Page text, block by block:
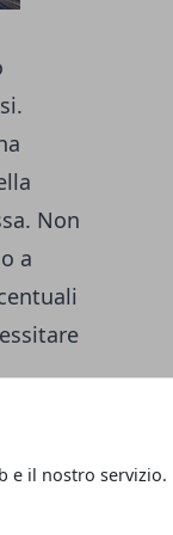
e il nostro servizio.
Non
a
di
un
Kg di
il